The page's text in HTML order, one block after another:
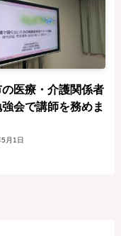
医療・介護関係者
会で講師を務めま
月1日